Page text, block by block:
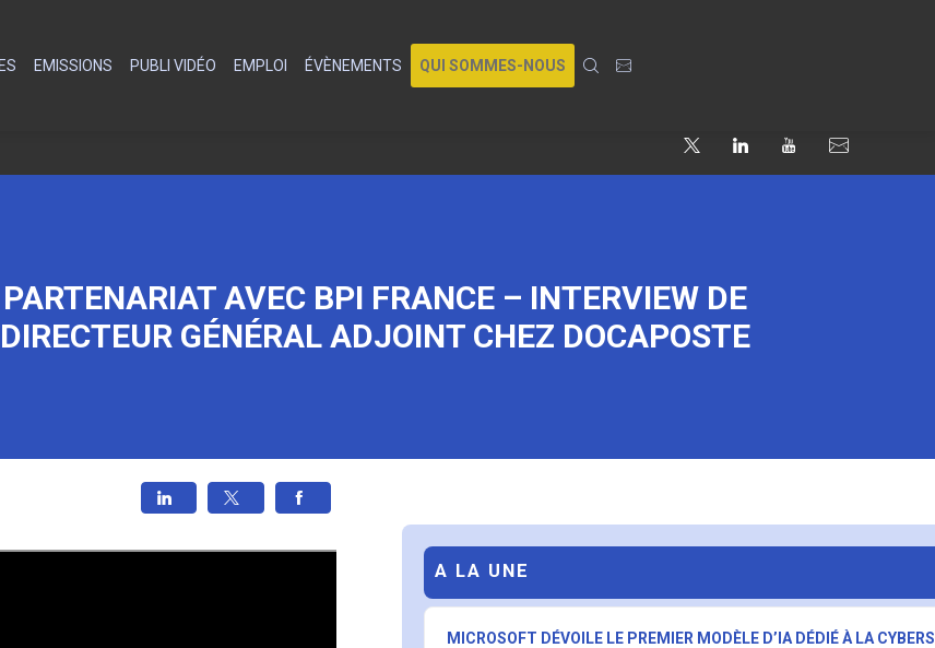
EMISSIONS PUBLI VIDÉO EMPLOI ÉVÈNEMENTS QUI SOMMES-NOUS
AVEC BPI FRANCE – INTERVIEW DE
GÉNÉRAL ADJOINT CHEZ DOCAPOSTE
A LA UNE
MICROSOFT DÉVOILE LE PREMIER MODÈLE D’IA DÉDIÉ À LA